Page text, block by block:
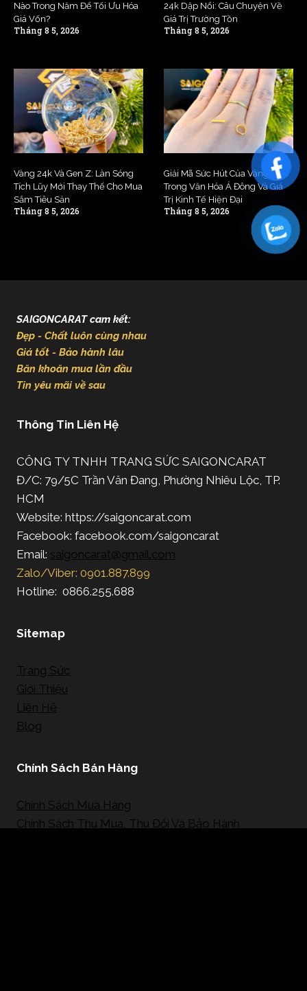
Nào Trong Năm Để Tối Ưu Hóa
Giá Vốn?
Tháng 8 5, 2026
24k Dập Nổi: Câu Chuyện Về
Giá Trị Trường Tồn
Tháng 8 5, 2026
Vàng 24k Và Gen Z: Làn Sóng
Tích Lũy Mới Thay Thế Cho Mua
Sắm Tiêu Sản
Tháng 8 5, 2026
Giải Mã Sức Hút Của Vàng 24k
Trong Văn Hóa Á Đông Và Giá
Trị Kinh Tế Hiện Đại
Tháng 8 5, 2026
SAIGONCARAT cam kết:
Đẹp - Chất luôn cùng nhau
Giá tốt - Bảo hành lâu
Băn khoăn mua lần đầu
Tin yêu mãi về sau
Thông Tin Liên Hệ
CÔNG TY TNHH TRANG SỨC SAIGONCARAT
Đ/C: 79/5C Trần Văn Đang, Phường Nhiêu Lộc, TP.
HCM
Website: https://saigoncarat.com
Facebook: facebook.com/saigoncarat
Email: saigoncarat@gmail.com
Zalo/Viber: 0901.887.899
Hotline: 0866.255.688
Sitemap
Trang Sức
Giới Thiệu
Liên Hệ
Blog
Chính Sách Bán Hàng
Chính Sách Mua Hàng
Chính Sách Thu Mua, Thu Đổi Và Bảo Hành